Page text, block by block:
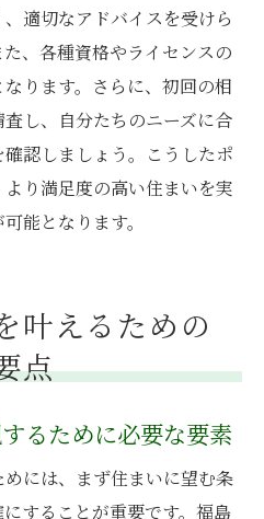
適切なアドバイスを受けら
、各種資格やライセンスの
ります。さらに、初回の相
し、自分たちのニーズに合
認しましょう。こうしたポ
り満足度の高い住まいを実
能となります。
叶えるための
点
るために必要な要素
には、まず住まいに望む条
することが重要です。福島